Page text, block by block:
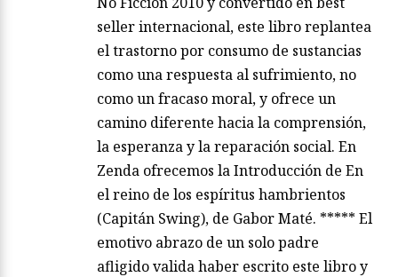
seller internacional, este libro replantea
el trastorno por consumo de sustancias
como una respuesta al sufrimiento, no
como un fracaso moral, y ofrece un
camino diferente hacia la comprensión,
la esperanza y la reparación social. En
Zenda ofrecemos la Introducción de En
el reino de los espíritus hambrientos
(Capitán Swing), de Gabor Maté. ***** El
emotivo abrazo de un solo padre
afligido valida haber escrito este libro y